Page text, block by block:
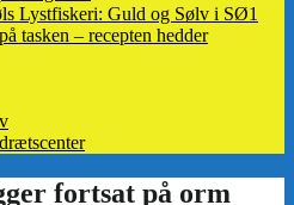
Lystfiskeri: Guld og Sølv i SØ1
tasken – recepten hedder